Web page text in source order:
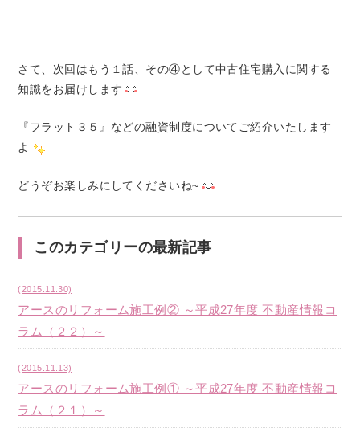
さて、次回はもう１話、その④として中古住宅購入に関する
知識をお届けします
『フラット３５』などの融資制度についてご紹介いたします
よ
どうぞお楽しみにしてくださいね~
このカテゴリーの最新記事
(2015.11.30)
アースのリフォーム施工例② ～平成27年度 不動産情報コ
ラム（２２）～
(2015.11.13)
アースのリフォーム施工例① ～平成27年度 不動産情報コ
ラム（２１）～